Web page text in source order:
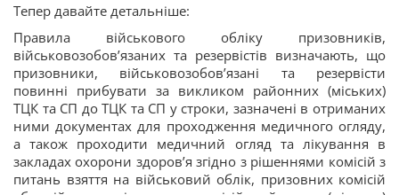
Тепер давайте детальніше:
Правила військового обліку призовників,
військовозобов’язаних та резервістів визначають, що
призовники, військовозобов’язані та резервісти
повинні прибувати за викликом районних (міських)
ТЦК та СП до ТЦК та СП у строки, зазначені в отриманих
ними документах для проходження медичного огляду,
а також проходити медичний огляд та лікування в
закладах охорони здоров’я згідно з рішеннями комісій з
питань взяття на військовий облік, призовних комісій